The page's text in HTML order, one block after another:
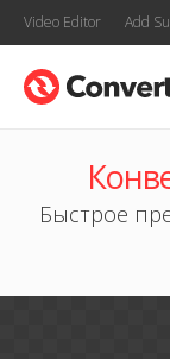
Video Editor Add
Быстрое